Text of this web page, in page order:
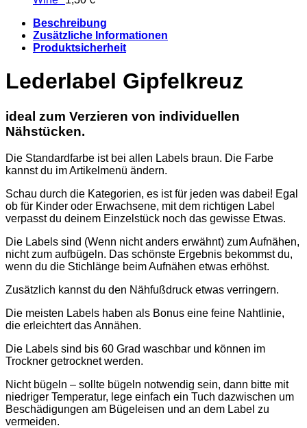
Beschreibung
Zusätzliche Informationen
Produktsicherheit
Lederlabel Gipfelkreuz
ideal zum Verzieren von individuellen
Nähstücken.
Die Standardfarbe ist bei allen Labels braun. Die Farbe
kannst du im Artikelmenü ändern.
Schau durch die Kategorien, es ist für jeden was dabei! Egal
ob für Kinder oder Erwachsene, mit dem richtigen Label
verpasst du deinem Einzelstück noch das gewisse Etwas.
Die Labels sind (Wenn nicht anders erwähnt) zum Aufnähen,
nicht zum aufbügeln. Das schönste Ergebnis bekommst du,
wenn du die Stichlänge beim Aufnähen etwas erhöhst.
Zusätzlich kannst du den Nähfußdruck etwas verringern.
Die meisten Labels haben als Bonus eine feine Nahtlinie,
die erleichtert das Annähen.
Die Labels sind bis 60 Grad waschbar und können im
Trockner getrocknet werden.
Nicht bügeln – sollte bügeln notwendig sein, dann bitte mit
niedriger Temperatur, lege einfach ein Tuch dazwischen um
Beschädigungen am Bügeleisen und an dem Label zu
vermeiden.